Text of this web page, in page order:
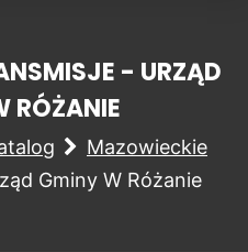
- URZĄD
RÓŻANIE
Mazowieckie
Gminy W Różanie